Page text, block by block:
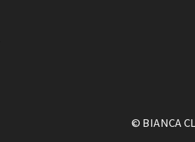
© BIANCA